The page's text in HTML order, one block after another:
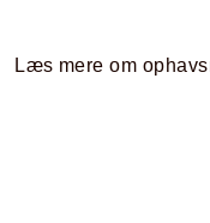
Læs mere om